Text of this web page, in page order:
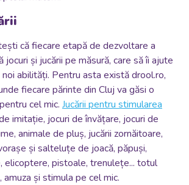
că fiecare etapă de dezvoltare a
jocuri și jucării pe măsură, care să îi ajute
abilități. Pentru asta există drool.ro,
fiecare părinte din Cluj va găsi o
cel mic. Jucării pentru stimularea
imitație, jocuri de învățare, jocuri de
animale de pluș, jucării zornăitoare,
și salteluțe de joacă, păpuși,
elicoptere, pistoale, trenulețe... totul
și stimula pe cel mic.